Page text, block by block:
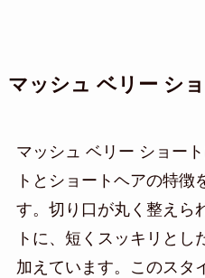
マッシュ ベリー シ
マッシュ ベリー ショー
トとショートヘアの特徴
す。切り口が丸く整えら
トに、短くスッキリとし
加えています。このスタ